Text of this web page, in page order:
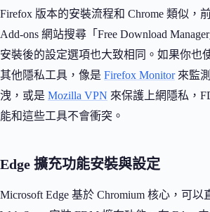
Firefox 版本的安裝流程和 Chrome 類似，
Add-ons 網站搜尋「Free Download
安裝後的設定選項也大致相同。如果你也
其他隱私工具，像是 Firefox Monitor來監
洩，或是 Mozilla VPN 來保護上網隱私，
能和這些工具不會衝突。
Edge 擴充功能安裝與設定
Microsoft Edge 基於 Chromium 核心，可以